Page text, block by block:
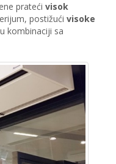
prateći visok
postižući visoke
u kombinaciji sa